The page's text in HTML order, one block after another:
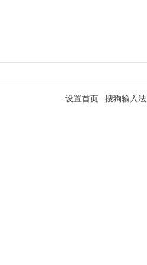
设置首页 - 搜狗输入法